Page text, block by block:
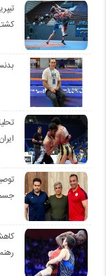
ایران